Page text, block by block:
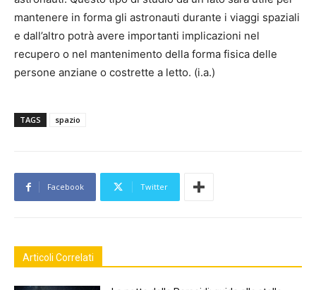
mantenere in forma gli astronauti durante i viaggi spaziali
e dall’altro potrà avere importanti implicazioni nel
recupero o nel mantenimento della forma fisica delle
persone anziane o costrette a letto. (i.a.)
TAGS spazio
Facebook Twitter
Articoli Correlati